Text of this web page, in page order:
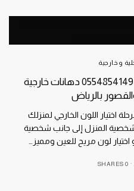
وخارجية
دهانات مباني في الرياض ت: 0554854149 دهانات خارجية
بالرياض
اختيار اللون الخارجي لمنزلك
شخصية المنزل إلى جانب شخصية
لون مريح للعين ومميز…
0 SHARES